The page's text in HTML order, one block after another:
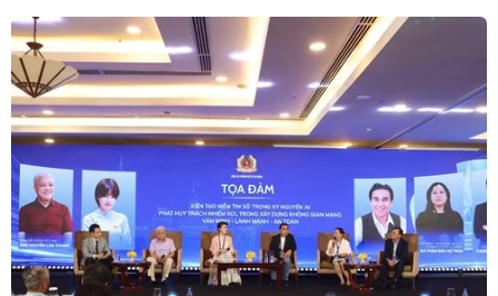
Hai phi hành gia người Nga thực hiện